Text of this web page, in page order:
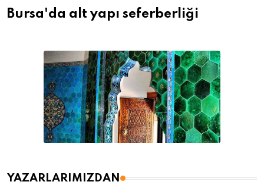
Bursa'da alt yapı seferberliği
YAZARLARIMIZDAN